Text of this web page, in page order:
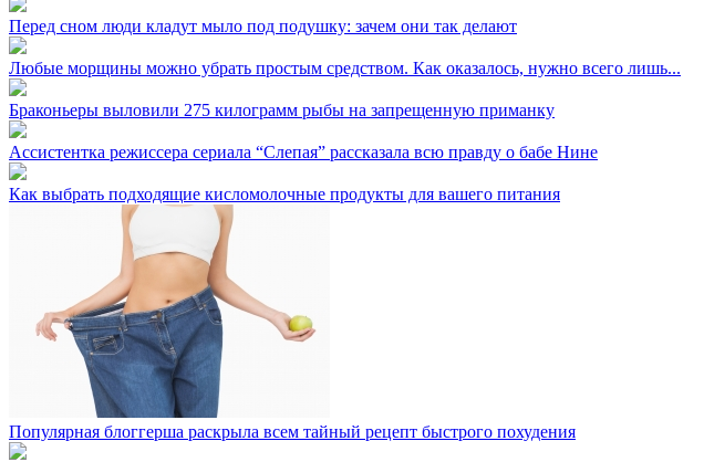
Перед сном люди кладут мыло под подушку: зачем они так делают
Любые морщины можно убрать простым средством. Как оказалось, нужно всего лишь...
Браконьеры выловили 275 килограмм рыбы на запрещенную приманку
Ассистентка режиссера сериала “Слепая” рассказала всю правду о бабе Нине
Как выбрать подходящие кисломолочные продукты для вашего питания
Популярная блоггерша раскрыла всем тайный рецепт быстрого похудения